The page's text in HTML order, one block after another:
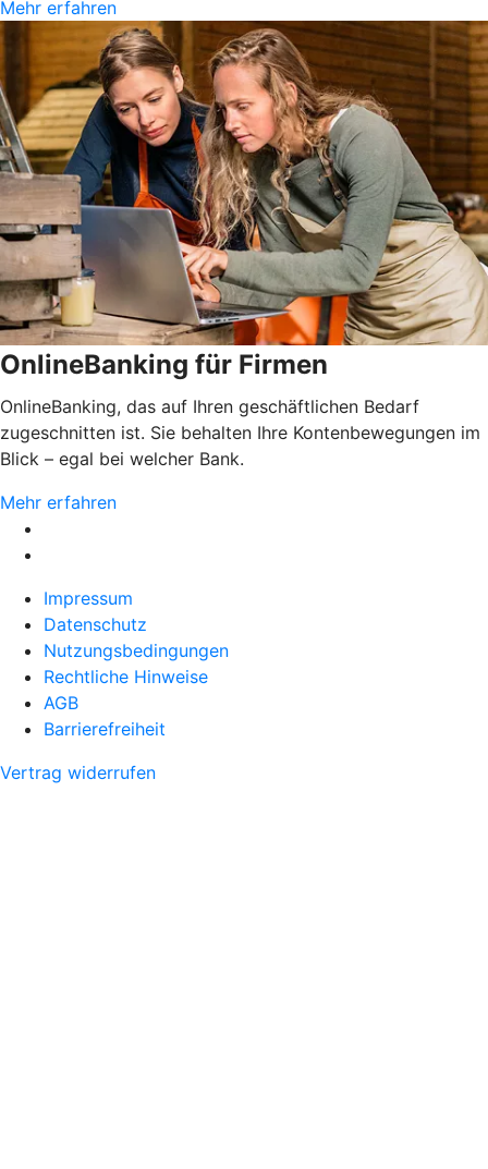
Mehr erfahren
OnlineBanking für Firmen
OnlineBanking, das auf Ihren geschäftlichen Bedarf
zugeschnitten ist. Sie behalten Ihre Kontenbewegungen im
Blick – egal bei welcher Bank.
Mehr erfahren
Impressum
Datenschutz
Nutzungsbedingungen
Rechtliche Hinweise
AGB
Barrierefreiheit
Vertrag widerrufen